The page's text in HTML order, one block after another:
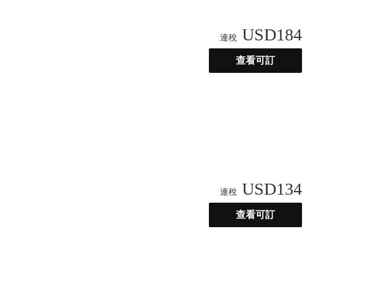
連稅 USD184
查看可訂
連稅 USD134
查看可訂